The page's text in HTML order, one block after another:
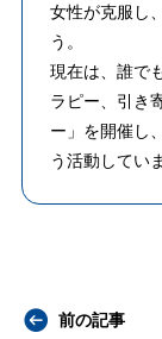
女性が克服し
う。
現在は、誰で
ラピー、引き
ー」を開催し
う活動してい
前の記事